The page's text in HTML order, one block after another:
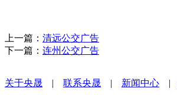
上一篇： 清远公交广告
下一篇： 连州公交广告
关于央晟 | 联系央晟 | 新闻中心 |